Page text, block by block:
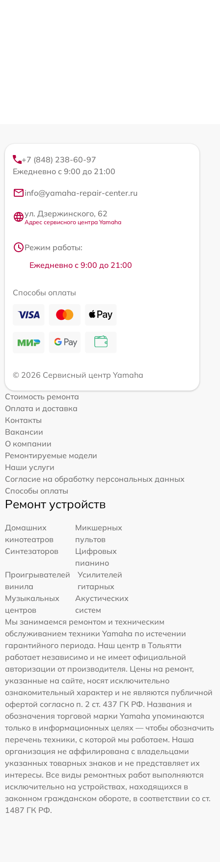
+7 (848) 238-60-97
Ежедневно с 9:00 до 21:00
info@yamaha-repair-center.ru
ул. Дзержинского, 62
Адрес сервисного центра Yamaha
Режим работы:
Ежедневно с 9:00 до 21:00
Способы оплаты
© 2026 Сервисный центр Yamaha
Стоимость ремонта
Оплата и доставка
Контакты
Вакансии
О компании
Ремонтируемые модели
Наши услуги
Согласие на обработку персональных данных
Способы оплаты
Ремонт устройств
Домашних
кинотеатров
Микшерных
пультов
Синтезаторов
Цифровых
пианино
Проигрывателей
винила
Усилителей
гитарных
Музыкальных
центров
Акустических
систем
Мы занимаемся ремонтом и техническим
обслуживанием техники Yamaha по истечении
гарантийного периода. Наш центр в Тольятти
работает независимо и не имеет официальной
авторизации от производителя. Цены на ремонт,
указанные на сайте, носят исключительно
ознакомительный характер и не являются публичной
офертой согласно п. 2 ст. 437 ГК РФ. Названия и
обозначения торговой марки Yamaha упоминаются
только в информационных целях — чтобы обозначить
перечень техники, с которой мы работаем. Наша
организация не аффилирована с владельцами
указанных товарных знаков и не представляет их
интересы. Все виды ремонтных работ выполняются
исключительно на устройствах, находящихся в
законном гражданском обороте, в соответствии со ст.
1487 ГК РФ.